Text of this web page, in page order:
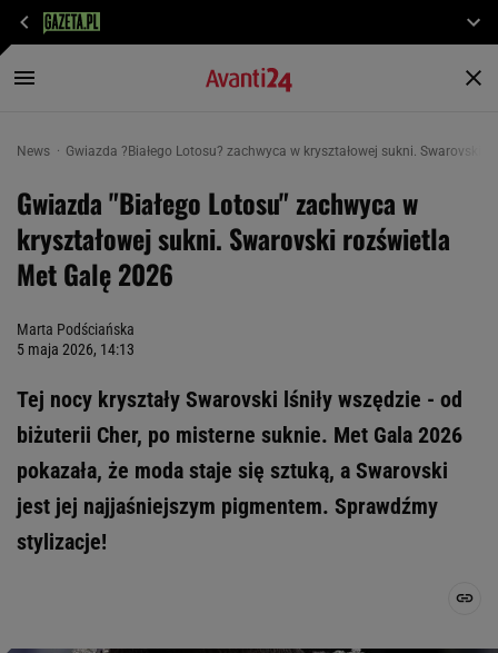
News Gwiazda ?Białego Lotosu? zachwyca w kryształowej sukni. Swarovski
Gwiazda "Białego Lotosu" zachwyca w
kryształowej sukni. Swarovski rozświetla
Met Galę 2026
Marta Podściańska
5 maja 2026, 14:13
Tej nocy kryształy Swarovski lśniły wszędzie - od
biżuterii Cher, po misterne suknie. Met Gala 2026
pokazała, że moda staje się sztuką, a Swarovski
jest jej najjaśniejszym pigmentem. Sprawdźmy
stylizacje!